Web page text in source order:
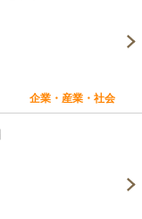
企業・産業・社会